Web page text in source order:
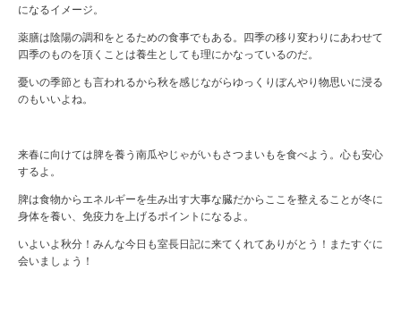
になるイメージ。
薬膳は陰陽の調和をとるための食事でもある。四季の移り変わりにあわせて
四季のものを頂くことは養生としても理にかなっているのだ。
憂いの季節とも言われるから秋を感じながらゆっくりぼんやり物思いに浸る
のもいいよね。
来春に向けては脾を養う南瓜やじゃがいもさつまいもを食べよう。心も安心
するよ。
脾は食物からエネルギーを生み出す大事な臓だからここを整えることが冬に
身体を養い、免疫力を上げるポイントになるよ。
いよいよ秋分！みんな今日も室長日記に来てくれてありがとう！またすぐに
会いましょう！